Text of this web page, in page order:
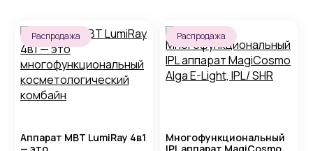
Распродажа
Аппарат MBT LumiRay 4в1
Распродажа
Многофункциональный